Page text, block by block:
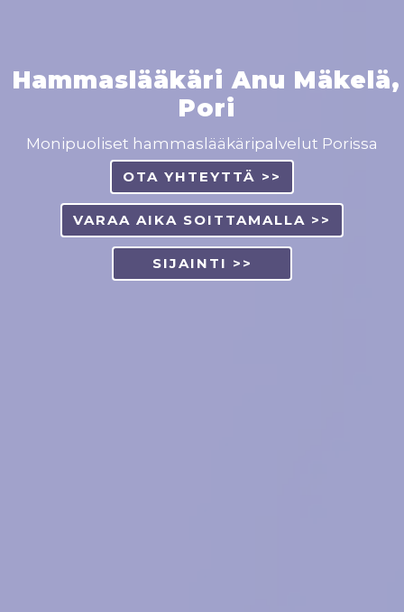
Hammaslääkäri Anu Mäkelä,
Pori
Monipuoliset hammaslääkäripalvelut Porissa
OTA YHTEYTTÄ >>
VARAA AIKA SOITTAMALLA >>
SIJAINTI >>